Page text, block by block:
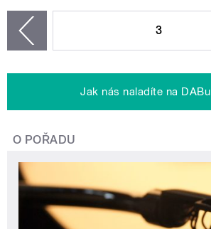
3
Jak nás naladíte na DABu
O POŘADU